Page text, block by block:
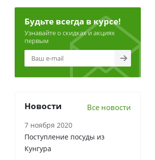
Будьте всегда в курсе!
Узнавайте о скидках и акциях
первым
Новости Все новости
7 ноября 2020
Поступление посуды из
Кунгура